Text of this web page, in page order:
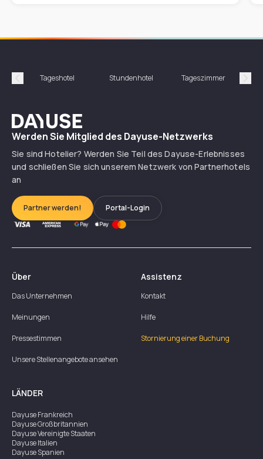
Précédent
Tageshotel Stundenhotel Tageszimmer
Dayuse
Werden Sie Mitglied des Dayuse-Netzwerks
Sie sind Hotelier? Werden Sie Teil des Dayuse-Erlebnisses
und schließen Sie sich unserem Netzwerk von Partnerhotels
an
Partner werden! Portal-Login
Über
Das Unternehmen
Meinungen
Pressestimmen
Unsere Stellenangebote ansehen
Assistenz
Kontakt
Hilfe
Stornierung einer Buchung
LÄNDER
DayuseFrankreich
DayuseGroßbritannien
DayuseVereinigte Staaten
DayuseItalien
DayuseSpanien